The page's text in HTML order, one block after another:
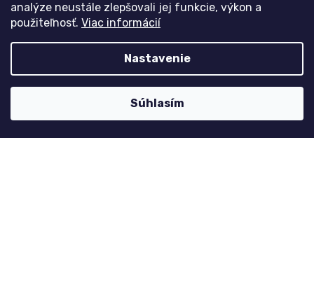
analýze neustále zlepšovali jej funkcie, výkon a
použiteľnosť. Viac informácií
Nastavenie
Súhlasím
Môj účet
Přihlášení